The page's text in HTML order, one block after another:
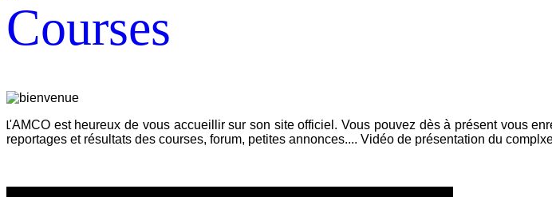
Courses
L'AMCO est heureux de vous accueillir sur son site officiel. Vous pouvez dès à présent vous
reportages et résultats des courses, forum, petites annonces.... Vidéo de présentation du